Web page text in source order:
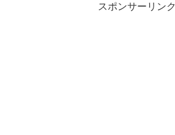
スポンサーリンク